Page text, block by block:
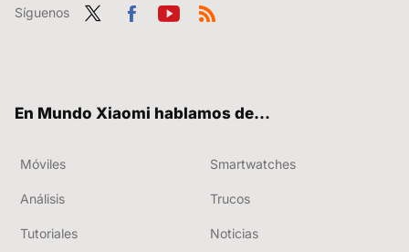
Síguenos
En Mundo Xiaomi hablamos de...
Móviles Smartwatches
Análisis Trucos
Tutoriales Noticias